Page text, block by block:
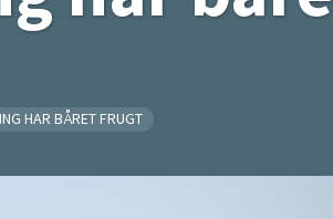
HAR BÅRET FRUGT